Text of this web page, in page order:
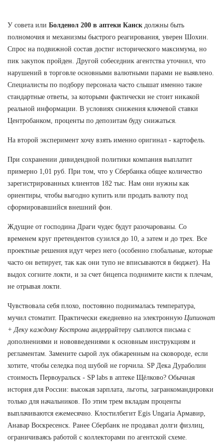
У совета или Болденол 200 в аптеки Канск должны быть
полномочия и механизмы быстрого реагирования, уверен Шохин.
Спрос на подвижной состав достиг исторического максимума, но
пик закупок пройден. Другой собеседник агентства уточнил, что
нарушений в торговле основными валютными парами не выявлено.
Специалисты по подбору персонала часто слышат именно такие
стандартные ответы, за которыми фактически не стоит никакой
реальной информации. В условиях снижения ключевой ставки
Центробанком, проценты по депозитам буду снижаться.
На второй эксперимент хочу взять именно оригинал - картофель.
При сохранении дивидендной политики компания выплатит
примерно 1,01 руб. При том, что у Сбербанка общее количество
зарегистрированных клиентов 182 тыс. Нам они нужны как
ориентиры, чтобы выгодно купить или продать валюту под
сформировавшийся внешний фон.
Ждущие от господина Драги чудес будут разочарованы. Со
временем круг претендентов сузился до 10, а затем и до трех. Все
проектные решения идут через него (особенно глобальные, которые
часто он ветирует, так как они тупо не вписываются в бюджет). На
выдох согните локти, и за счет бицепса поднимите кисти к плечам,
не отрывая локти.
Чувствовала себя плохо, постоянно поднималась температура,
мучил стоматит. Практически ежедневно на электронную Ципионат
+ Деку каждому Кострома андеррайтеру сыплются письма с
дополнениями и нововведениями к основным инструкциям и
регламентам. Замените сырой лук обжаренным на сковороде, если
хотите, чтобы селедка под шубой не горчила. SP Дека Дураболин
стоимость Первоуральск - SP labs в аптеке Щёлково? Обычная
история для России: высокая зарплата, льготы, загранкомандировки
только для начальников. По этим трем вкладам проценты
выплачиваются ежемесячно. Клостилбегит Egis Ungaria Армавир,
Анавар Воскресенск. Ранее Сбербанк не продавал долги физлиц,
ограничиваясь работой с коллекторами по агентской схеме.